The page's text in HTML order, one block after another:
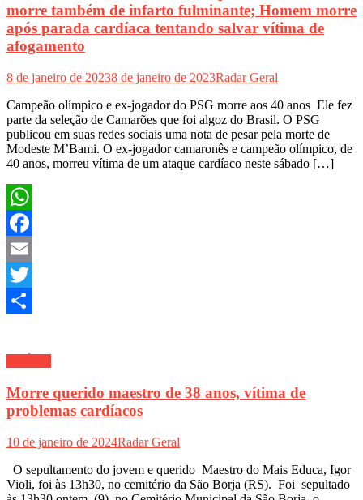
morre também de infarto fulminante; Homem morre
após parada cardíaca tentando salvar vítima de
afogamento
8 de janeiro de 20238 de janeiro de 2023Radar Geral
Campeão olímpico e ex-jogador do PSG morre aos 40 anos Ele fez
parte da seleção de Camarões que foi algoz do Brasil. O PSG
publicou em suas redes sociais uma nota de pesar pela morte de
Modeste M’Bami. O ex-jogador camaronês e campeão olímpico, de
40 anos, morreu vítima de um ataque cardíaco neste sábado […]
WhatsApp
Facebook
Email
Twitter
Morre querido maestro de 38 anos, vítima de
problemas cardíacos
10 de janeiro de 2024Radar Geral
O sepultamento do jovem e querido Maestro do Mais Educa, Igor
Violi, foi às 13h30, no cemitério da São Borja (RS). Foi sepultado